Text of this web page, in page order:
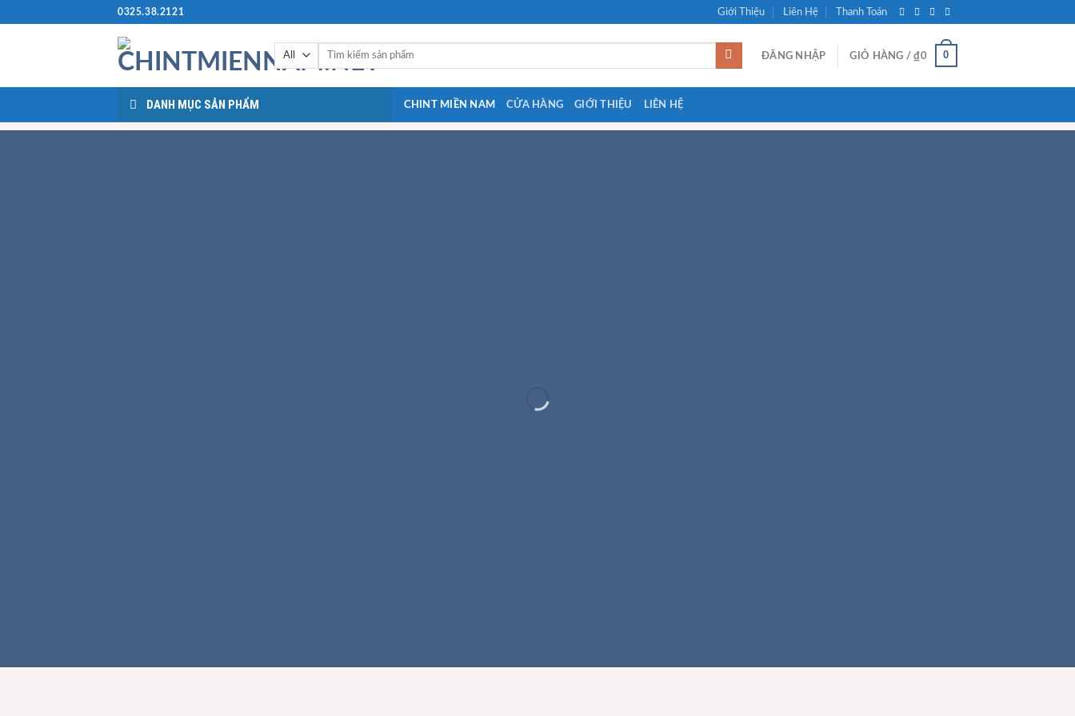
0325.38.2121 Giới Thiệu Liên Hệ Thanh Toán
Tìm
ĐĂNG NHẬP GIỎ HÀNG /₫0 0
DANH MỤC SẢN PHẨM CHINT MIỀN NAM CỬA HÀNG GIỚI THIỆU LIÊN HỆ